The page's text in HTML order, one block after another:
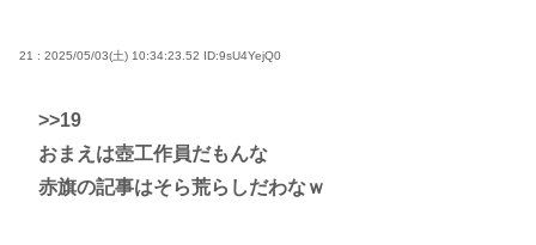
21 : 2025/05/03(土) 10:34:23.52 ID:9sU4YejQ0
>>19
おまえは壺工作員だもんな
赤旗の記事はそら荒らしだわなｗ